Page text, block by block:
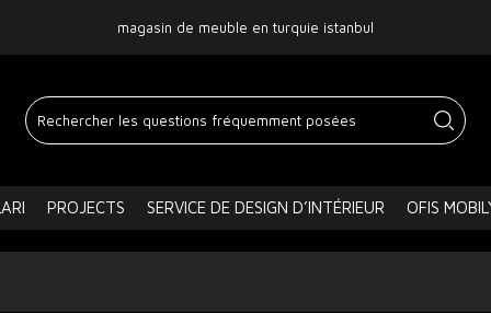
magasin de meuble en turquie istanbul
PROJECTS SERVICE DE DESIGN D’INTÉRIEUR OFIS